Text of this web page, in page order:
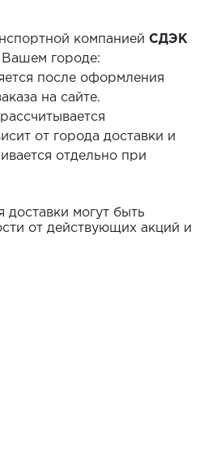
компанией СДЭК
Вашем городе:
после оформления
на сайте.
от города доставки и
отдельно при
доставки могут быть
от действующих акций и